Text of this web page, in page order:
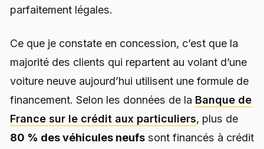
parfaitement légales.
Ce que je constate en concession, c’est que la
majorité des clients qui repartent au volant d’une
voiture neuve aujourd’hui utilisent une formule de
financement. Selon les données de la Banque de
France sur le crédit aux particuliers, plus de
80 % des véhicules neufs sont financés à crédit